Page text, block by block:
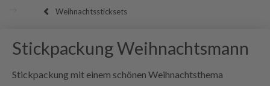
Weihnachtssticksets
Stickpackung Weihnachtsmann
Stickpackung mit einem schönen Weihnachtsthema